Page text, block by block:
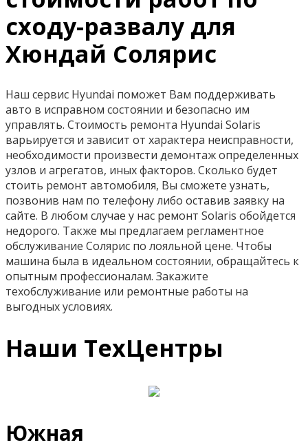
сходу-развалу для
Хюндай Солярис
Наш сервис Hyundai поможет Вам поддерживать
авто в исправном состоянии и безопасно им
управлять. Стоимость ремонта Hyundai Solaris
варьируется и зависит от характера неисправности,
необходимости произвести демонтаж определенных
узлов и агрегатов, иных факторов. Сколько будет
стоить ремонт автомобиля, Вы сможете узнать,
позвонив нам по телефону либо оставив заявку на
сайте. В любом случае у нас ремонт Solaris обойдется
недорого. Также мы предлагаем регламентное
обслуживание Солярис по лояльной цене. Чтобы
машина была в идеальном состоянии, обращайтесь к
опытным профессионалам. Закажите
техобслуживание или ремонтные работы на
выгодных условиях.
Наши ТехЦентры
Южная